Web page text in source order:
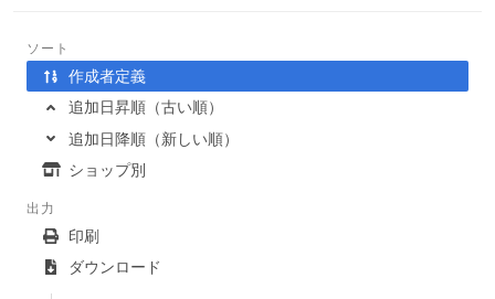
ソート
作成者定義
追加日昇順（古い順）
追加日降順（新しい順）
ショップ別
出力
印刷
ダウンロード